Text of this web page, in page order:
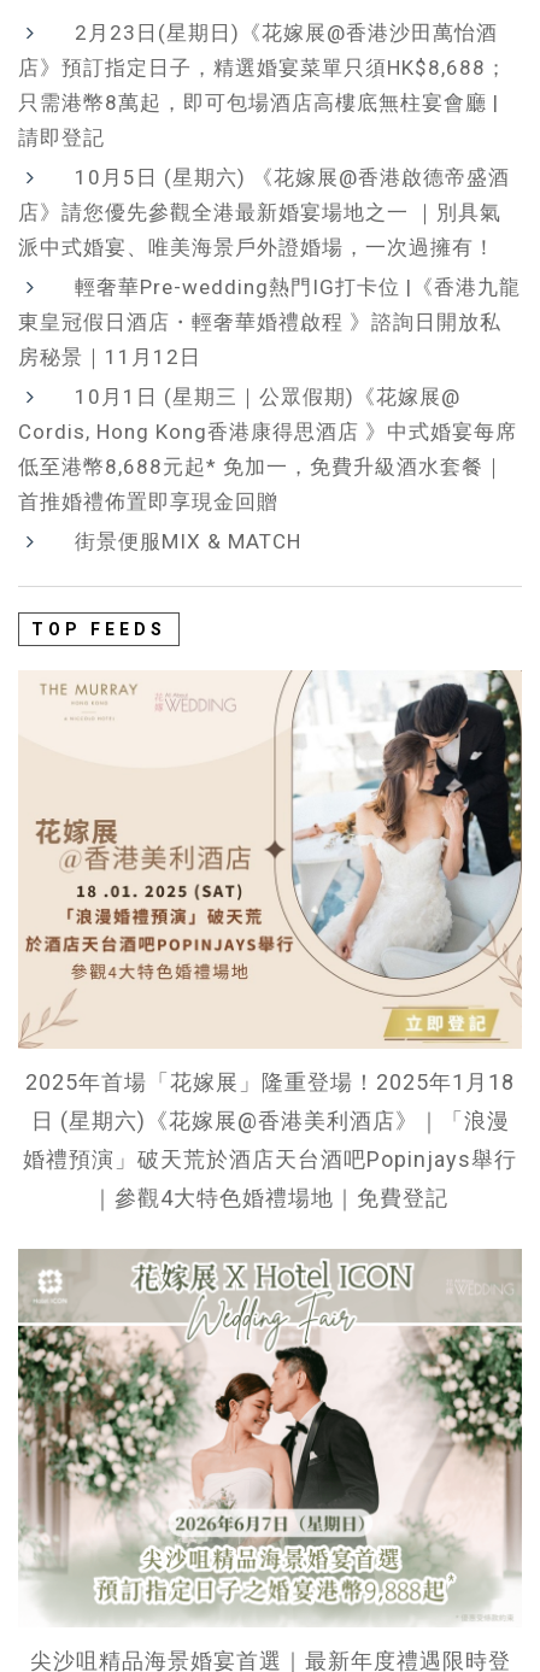
2月23日(星期日)《花嫁展@香港沙田萬怡酒
店》預訂指定日子，精選婚宴菜單只須HK$8,688；
只需港幣8萬起，即可包場酒店高樓底無柱宴會廳 |
請即登記
10月5日 (星期六) 《花嫁展@香港啟德帝盛酒
店》請您優先參觀全港最新婚宴場地之一 ｜別具氣
派中式婚宴、唯美海景戶外證婚場，一次過擁有！
輕奢華Pre-wedding熱門IG打卡位 |《香港九龍
東皇冠假日酒店・輕奢華婚禮啟程 》諮詢日開放私
房秘景｜11月12日
10月1日 (星期三｜公眾假期)《花嫁展@
Cordis, Hong Kong香港康得思酒店 》中式婚宴每席
低至港幣8,688元起* 免加一，免費升級酒水套餐｜
首推婚禮佈置即享現金回贈
街景便服MIX & MATCH
TOP FEEDS
2025年首場「花嫁展」隆重登場！2025年1月18
日 (星期六)《花嫁展@香港美利酒店》｜「浪漫
婚禮預演」破天荒於酒店天台酒吧Popinjays舉行
｜參觀4大特色婚禮場地｜免費登記
尖沙咀精品海景婚宴首選｜最新年度禮遇限時登